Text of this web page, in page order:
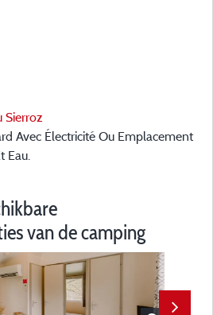
Sierroz
Avec Électricité Ou Emplacement
Eau.
van de camping